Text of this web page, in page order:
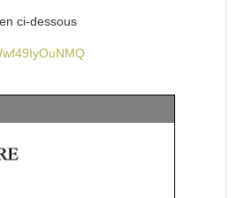
ci-dessous